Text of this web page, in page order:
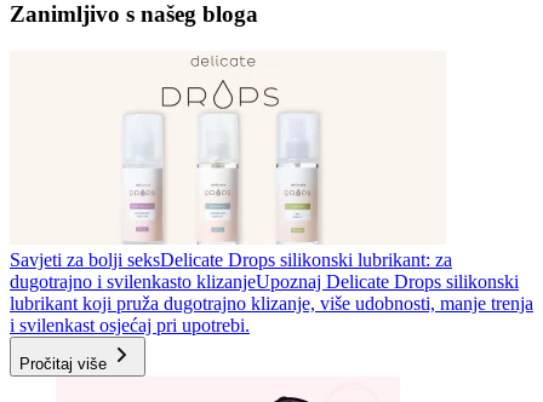
Zanimljivo s našeg bloga
Savjeti za bolji seksDelicate Drops silikonski lubrikant: za
dugotrajno i svilenkasto klizanjeUpoznaj Delicate Drops silikonski
lubrikant koji pruža dugotrajno klizanje, više udobnosti, manje trenja
i svilenkast osjećaj pri upotrebi.
Pročitaj više